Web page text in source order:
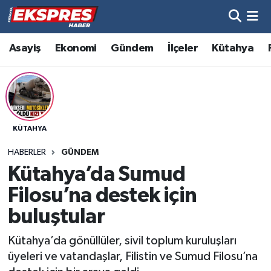
Asayiş Ekonomi Gündem İlçeler Kütahya
KÜTAHYA
HABERLER GÜNDEM
Kütahya’da Sumud
Filosu’na destek için
buluştular
Kütahya’da gönüllüler, sivil toplum kuruluşları
üyeleri ve vatandaşlar, Filistin ve Sumud Filosu’na
Altıntaş
Asayiş
Aslanapa
Bölge
Çavdarhisar
Dumlupınar
Hava Durumu
Trafik Durumu
Süper Lig Puan Durumu ve Fikstür
Son Dakika Haberleri
Haber Arşivi